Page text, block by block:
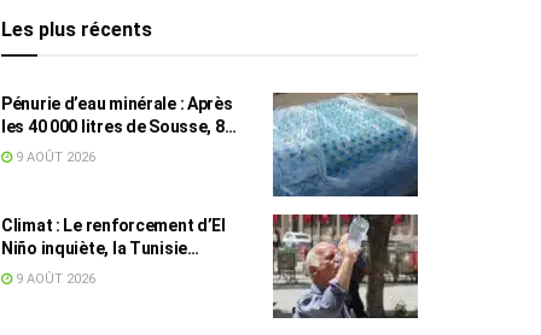
Les plus récents
Pénurie d’eau minérale : Après
les 40 000 litres de Sousse, 8
832 bouteilles saisies à Nabeul
9 AOÛT 2026
Climat : Le renforcement d’El
Niño inquiète, la Tunisie
concernée
9 AOÛT 2026